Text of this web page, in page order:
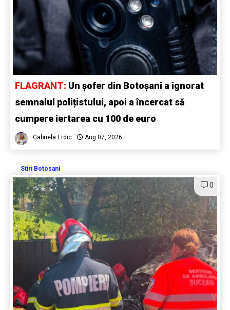
FLAGRANT: Un șofer din Botoșani a ignorat
semnalul polițistului, apoi a încercat să
cumpere iertarea cu 100 de euro
Gabriela Erdic Aug 07, 2026
Stiri Botosani
0